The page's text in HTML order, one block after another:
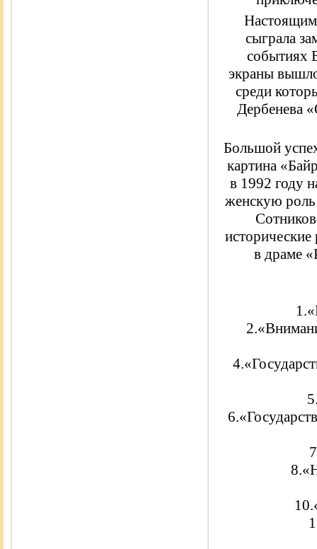
сыграла
событиях
экраны
среди
Дербенева
Большой
картина
в 1992 году
женскую роль
в драме